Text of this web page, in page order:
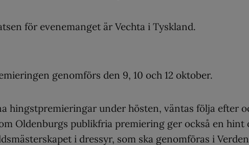
för evenemanget är Vechta i Tyskland.
genomförs den 9, 10 och 12 oktober.
hingstpremieringar under hösten, väntas följa efter
Oldenburgs publikfria premiering ger också en hint
i dressyr, som ska genomföras i